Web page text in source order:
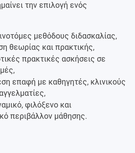
την επιλογή ενός
μεθόδους διδασκαλίας,
θεωρίας και πρακτικής,
πρακτικές ασκήσεις σε
επαφή με καθηγητές, κλινικούς
φιλόξενο και
περιβάλλον μάθησης.